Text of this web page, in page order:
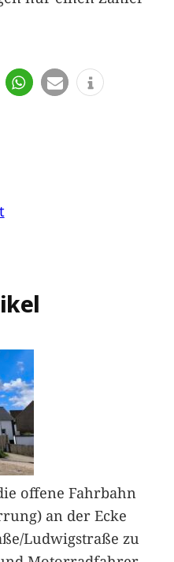
offene Fahrbahn
an der Ecke
Ludwigstraße zu